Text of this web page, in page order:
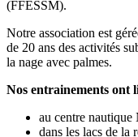
(FFESSM).
Notre association est
de 20 ans des activités
la nage avec palmes.
Nos entrainements ont
au centre
dans les lacs de la